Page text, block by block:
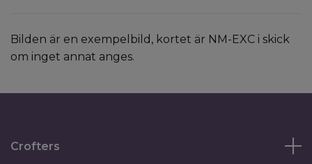
Bilden är en exempelbild, kortet är NM-EXC i skick
om inget annat anges.
Crofters